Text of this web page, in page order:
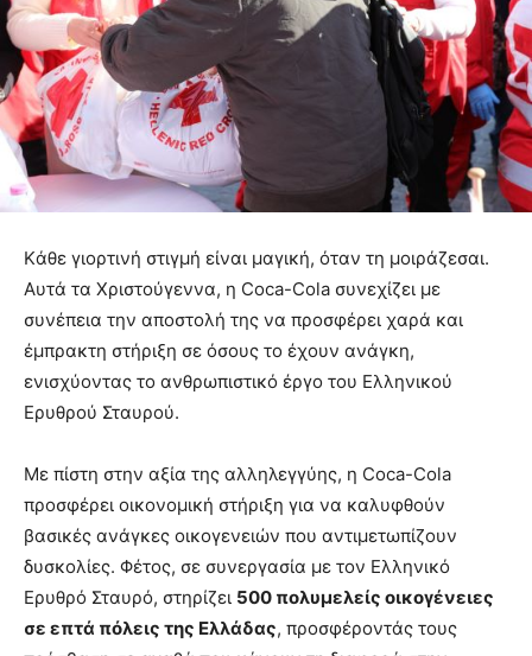
Kάθε γιορτινή στιγμή είναι μαγική, όταν τη μοιράζεσαι.
Αυτά τα Χριστούγεννα, η Coca-Cola συνεχίζει με
συνέπεια την αποστολή της να προσφέρει χαρά και
έμπρακτη στήριξη σε όσους το έχουν ανάγκη,
ενισχύοντας το ανθρωπιστικό έργο του Ελληνικού
Ερυθρού Σταυρού.
Με πίστη στην αξία της αλληλεγγύης, η Coca-Cola
προσφέρει οικονομική στήριξη για να καλυφθούν
βασικές ανάγκες οικογενειών που αντιμετωπίζουν
δυσκολίες. Φέτος, σε συνεργασία με τον Ελληνικό
Ερυθρό Σταυρό, στηρίζει 500 πολυμελείς οικογένειες
σε επτά πόλεις της Ελλάδας, προσφέροντάς τους